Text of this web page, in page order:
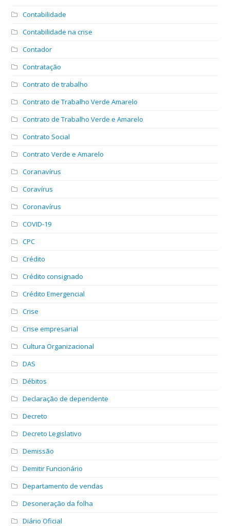
Contabilidade
Contabilidade na crise
Contador
Contratação
Contrato de trabalho
Contrato de Trabalho Verde Amarelo
Contrato de Trabalho Verde e Amarelo
Contrato Social
Contrato Verde e Amarelo
Coranavírus
Coravírus
Coronavírus
COVID-19
CPC
Crédito
Crédito consignado
Crédito Emergencial
Crise
Crise empresarial
Cultura Organizacional
DAS
Débitos
Declaração de dependente
Decreto
Decreto Legislativo
Demissão
Demitir Funcionário
Departamento de vendas
Desoneração da folha
Diário Oficial